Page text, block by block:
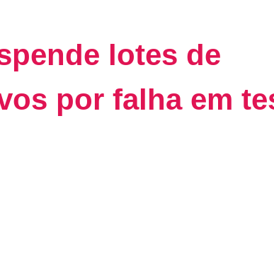
lotes de
por falha em